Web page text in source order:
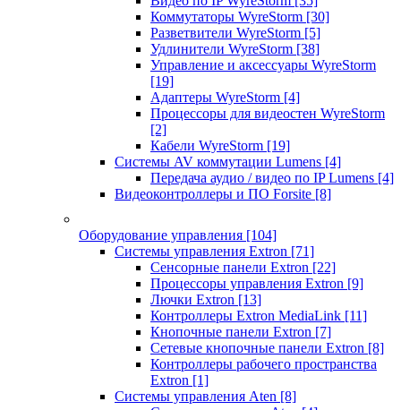
Коммутаторы WyreStorm [30]
Разветвители WyreStorm [5]
Удлинители WyreStorm [38]
Управление и аксессуары WyreStorm
[19]
Адаптеры WyreStorm [4]
Процессоры для видеостен WyreStorm
[2]
Кабели WyreStorm [19]
Системы AV коммутации Lumens [4]
Передача аудио / видео по IP Lumens [4]
Видеоконтроллеры и ПО Forsite [8]
Оборудование управления [104]
Системы управления Extron [71]
Сенсорные панели Extron [22]
Процессоры управления Extron [9]
Лючки Extron [13]
Контроллеры Extron MediaLink [11]
Кнопочные панели Extron [7]
Сетевые кнопочные панели Extron [8]
Контроллеры рабочего пространства
Extron [1]
Системы управления Aten [8]